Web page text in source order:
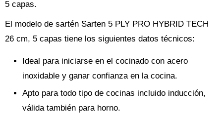
5 capas.
El modelo de sartén Sarten 5 PLY PRO HYBRID TECH
26 cm, 5 capas tiene los siguientes datos técnicos:
Ideal para iniciarse en el cocinado con acero
inoxidable y ganar confianza en la cocina.
Apto para todo tipo de cocinas incluido inducción,
válida también para horno.